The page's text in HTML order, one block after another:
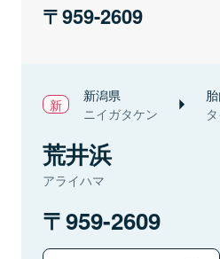
959-2609
新潟県
ニイガタケン
荒井浜
アライハマ
959-2609